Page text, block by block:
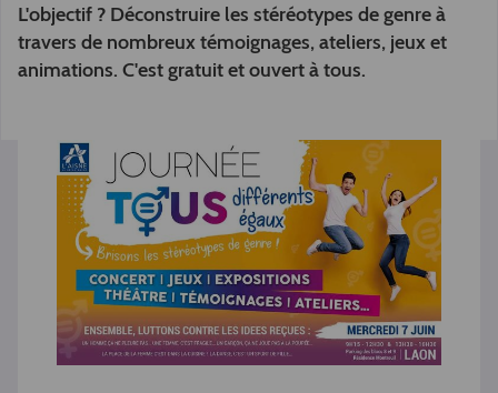
L'objectif ? Déconstruire les stéréotypes de genre à
travers de nombreux témoignages, ateliers, jeux et
animations. C'est gratuit et ouvert à tous.